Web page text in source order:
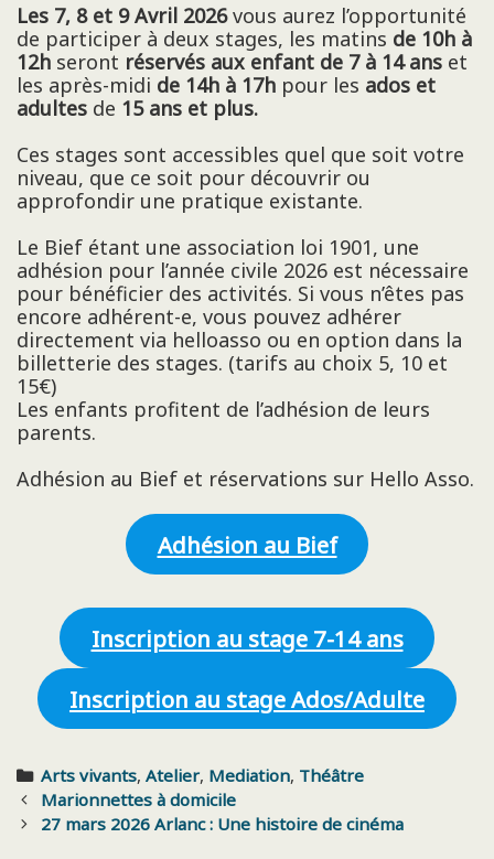
Les 7, 8 et 9 Avril 2026vous aurez l’opportunité
de participer à deux stages, les matins de 10h à
12h seront réservés aux enfant de 7 à 14 ans et
les après-midi de 14h à 17h pour les ados et
adultes de 15 ans et plus.
Ces stages sont accessibles quel que soit votre
niveau, que ce soit pour découvrir ou
approfondir une pratique existante.
Le Bief étant une association loi 1901, une
adhésion pour l’année civile 2026 est nécessaire
pour bénéficier des activités. Si vous n’êtes pas
encore adhérent-e, vous pouvez adhérer
directement via helloasso ou en option dans la
billetterie des stages. (tarifs au choix 5, 10 et
15€)
Les enfants profitent de l’adhésion de leurs
parents.
Adhésion au Bief et réservations sur Hello Asso.
Adhésion au Bief
Inscription au stage 7-14 ans
Inscription au stage Ados/Adulte
Categories
Arts vivants,Atelier, Mediation, Théâtre
Post
navigation
Marionnettes à domicile
27 mars 2026 Arlanc : Une histoire de cinéma